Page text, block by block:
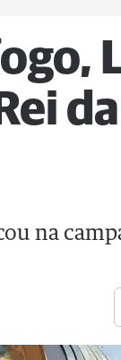
da
na